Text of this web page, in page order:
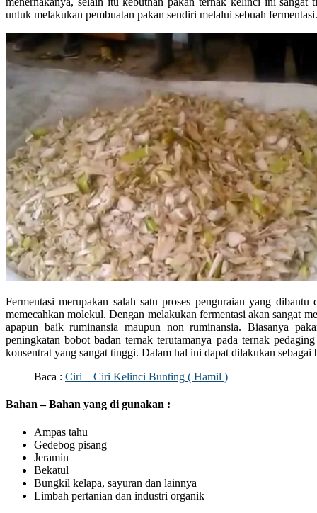
untuk melakukan pembuatan pakan sendiri melalui sebuah fermentasi.
Fermentasi merupakan salah satu proses penguraian yang
memecahkan molekul. Dengan melakukan fermentasi akan sangat
apapun baik ruminansia maupun non ruminansia. Biasanya
peningkatan bobot badan ternak terutamanya pada ternak
konsentrat yang sangat tinggi. Dalam hal ini dapat dilakukan sebagai
Baca : Ciri – Ciri Kelinci Bunting ( Hamil )
Bahan – Bahan yang di gunakan :
Ampas tahu
Gedebog pisang
Jeramin
Bekatul
Bungkil kelapa, sayuran dan lainnya
Limbah pertanian dan industri organik